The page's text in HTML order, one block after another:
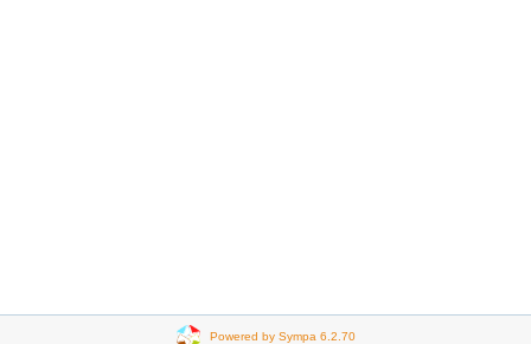
Powered by Sympa 6.2.70